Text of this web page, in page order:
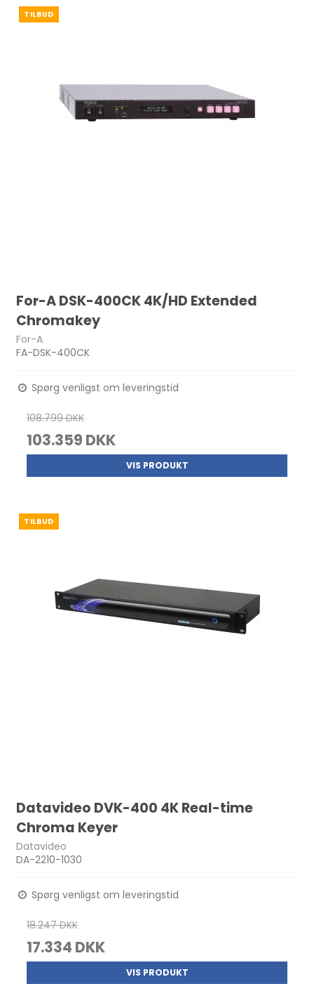
TILBUD
For-A DSK-400CK 4K/HD Extended
Chromakey
For-A
FA-DSK-400CK
Spørg venligst om leveringstid
108.799 DKK
103.359 DKK
VIS PRODUKT
TILBUD
Datavideo DVK-400 4K Real-time
Chroma Keyer
Datavideo
DA-2210-1030
Spørg venligst om leveringstid
18.247 DKK
17.334 DKK
VIS PRODUKT